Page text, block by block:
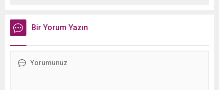
Bir Yorum Yazın